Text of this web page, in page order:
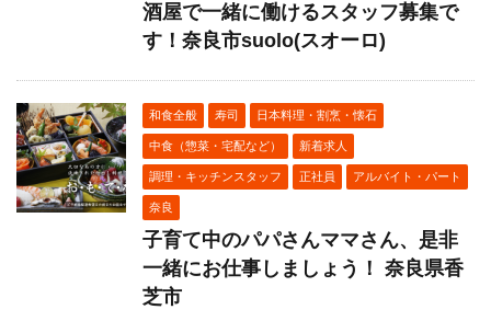
酒屋で一緒に働けるスタッフ募集で
す！奈良市suolo(スオーロ)
和食全般 寿司 日本料理・割烹・懐石
中食（惣菜・宅配など） 新着求人
調理・キッチンスタッフ 正社員 アルバイト・パート
奈良
子育て中のパパさんママさん、是非
一緒にお仕事しましょう！ 奈良県香
芝市